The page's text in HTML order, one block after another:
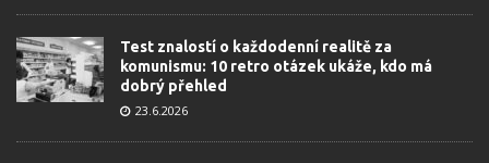
Test znalostí o každodenní realitě za
komunismu: 10 retro otázek ukáže, kdo má
dobrý přehled
23.6.2026